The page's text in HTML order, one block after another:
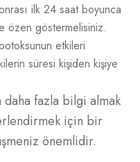
ilk 24 saat boyunca
özen göstermelisiniz.
etkileri
süresi kişiden kişiye
daha fazla bilgi almak
için bir
önemlidir.